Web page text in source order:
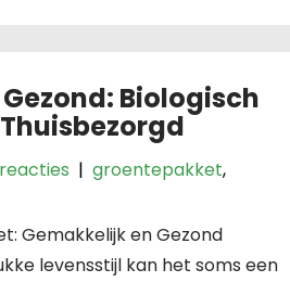
Biologisch
|groentepakket,
Gemakkelijk en Gezond
levensstijl kan het soms een